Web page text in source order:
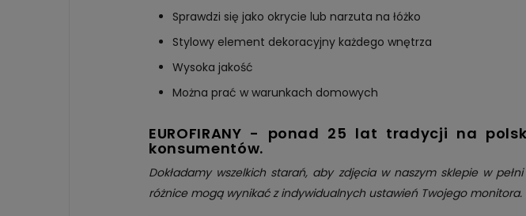
Sprawdzi się jako okrycie lub narzuta na łóżko
Stylowy element dekoracyjny każdego wnętrza
Wysoka jakość
Można prać w warunkach domowych
EUROFIRANY - ponad 25 lat tradycji na
konsumentów.
Dokładamy wszelkich starań, aby zdjęcia w naszym sklepie w
różnice mogą wynikać z indywidualnych ustawień Twojego monitora.